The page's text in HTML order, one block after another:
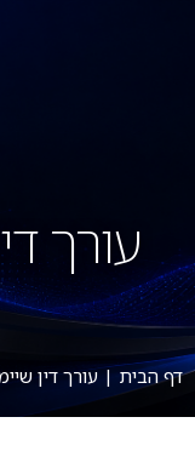
עורך
דף הבית |עורך דין